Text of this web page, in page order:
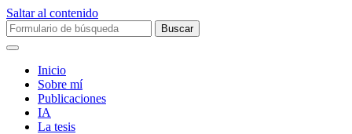
Saltar al contenido
Buscar:
Inicio
Sobre mí­
Publicaciones
IA
La tesis